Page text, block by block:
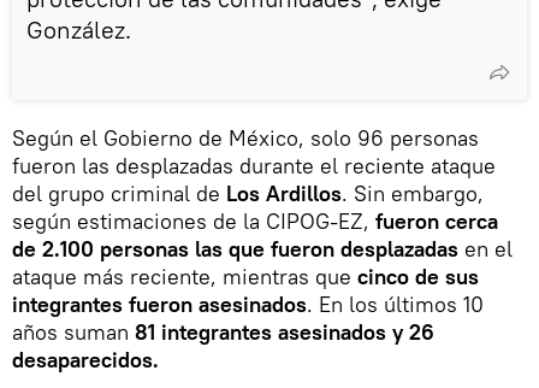
González.
Según el Gobierno de México, solo 96 personas
fueron las desplazadas durante el reciente ataque
del grupo criminal de Los Ardillos. Sin embargo,
según estimaciones de la CIPOG-EZ, fueron cerca
de 2.100 personas las que fueron desplazadas en el
ataque más reciente, mientras que cinco de sus
integrantes fueron asesinados. En los últimos 10
años suman 81 integrantes asesinados y 26
desaparecidos.